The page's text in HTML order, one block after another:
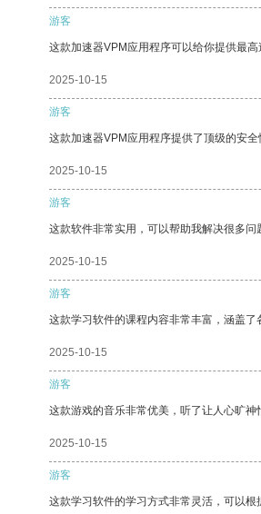
游客
这款加速器VPM应用程序可以给你提供最
2025-10-15
游客
这款加速器VPM应用程序提供了顶级的安全
2025-10-15
游客
这款软件非常实用，可以帮助我解决很多问
2025-10-15
游客
这款学习软件的课程内容非常丰富，涵盖了
2025-10-15
游客
这款游戏的音乐非常优美，听了让人心旷神
2025-10-15
游客
这款学习软件的学习方式非常灵活，可以根